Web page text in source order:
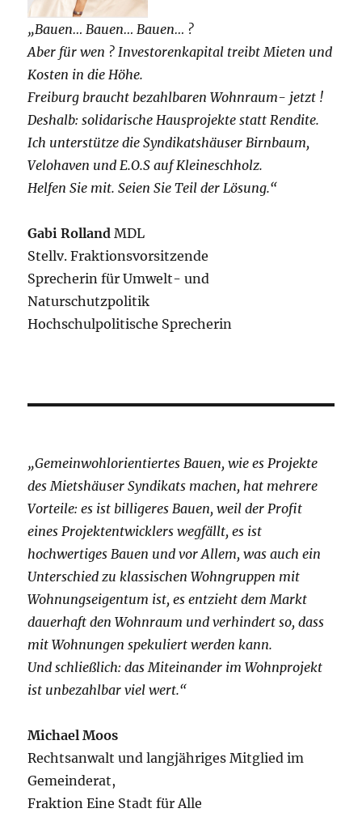
„Bauen… Bauen… Bauen… ?
Aber für wen ? Investorenkapital treibt Mieten und
Kosten in die Höhe.
Freiburg braucht bezahlbaren Wohnraum- jetzt !
Deshalb: solidarische Hausprojekte statt Rendite.
Ich unterstütze die Syndikatshäuser Birnbaum,
Velohaven und E.O.S auf Kleineschholz.
Helfen Sie mit. Seien Sie Teil der Lösung.“
Gabi Rolland MDL
Stellv. Fraktionsvorsitzende
Sprecherin für Umwelt- und
Naturschutzpolitik
Hochschulpolitische Sprecherin
„Gemeinwohlorientiertes Bauen, wie es Projekte
des Mietshäuser Syndikats machen, hat mehrere
Vorteile: es ist billigeres Bauen, weil der Profit
eines Projektentwicklers wegfällt, es ist
hochwertiges Bauen und vor Allem, was auch ein
Unterschied zu klassischen Wohngruppen mit
Wohnungseigentum ist, es entzieht dem Markt
dauerhaft den Wohnraum und verhindert so, dass
mit Wohnungen spekuliert werden kann.
Und schließlich: das Miteinander im Wohnprojekt
ist unbezahlbar viel wert.“
Michael Moos
Rechtsanwalt und langjähriges Mitglied im
Gemeinderat,
Fraktion Eine Stadt für Alle